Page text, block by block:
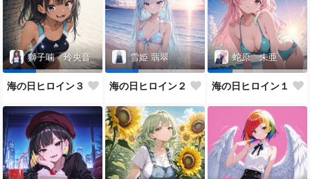
獅子噛 玲央音
海の日ヒロイン３
雪姫 翡翠
海の日ヒロイン２
蛇原 未亜
海の日ヒロイン１